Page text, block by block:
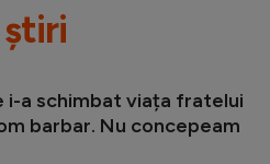
știri
i-a schimbat viața fratelui
barbar. Nu concepeam